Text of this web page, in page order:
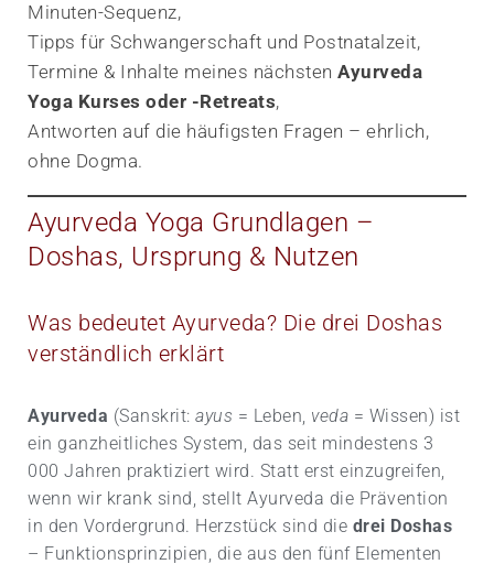
Minuten-Sequenz,
Tipps für Schwangerschaft und Postnatal­zeit,
Termine & Inhalte meines nächsten Ayurveda
Yoga Kurses oder -Retreats,
Antworten auf die häufigsten Fragen – ehrlich,
ohne Dogma.
Ayurveda Yoga Grundlagen –
Doshas, Ursprung & Nutzen
Was bedeutet Ayurveda? Die drei Doshas
verständlich erklärt
Ayurveda (Sanskrit: ayus = Leben, veda = Wissen) ist
ein ganzheitliches System, das seit mindestens 3
000 Jahren praktiziert wird. Statt erst einzugreifen,
wenn wir krank sind, stellt Ayurveda die Prävention
in den Vordergrund. Herzstück sind die drei Doshas
– Funktions­prinzipien, die aus den fünf Elementen